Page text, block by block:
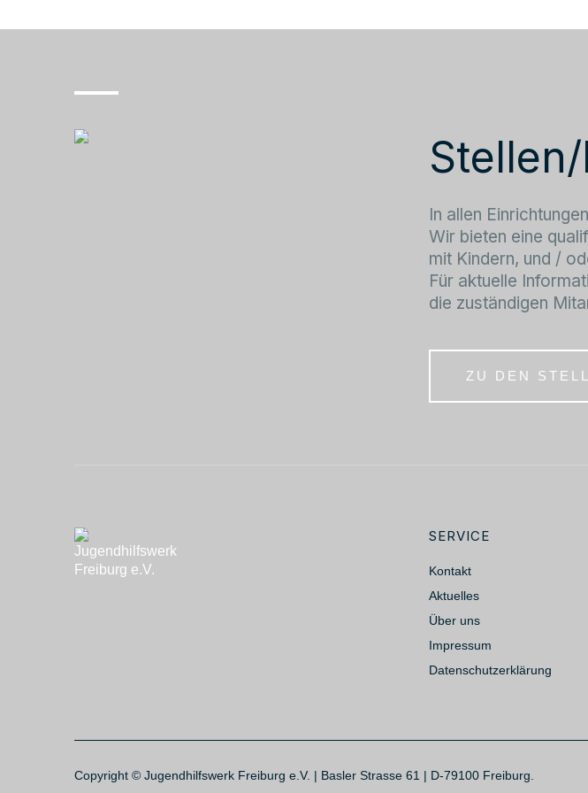
In allen
Wir bieten eine
mit Kindern, und /
Für aktuelle
die zuständigen
ZU DEN
SERVICE
Kontakt
Aktuelles
Über uns
Impressum
Datenschutzerklärung
Copyright © Jugendhilfswerk Freiburg e.V. | Basler Strasse 61 | D-79100 Freiburg